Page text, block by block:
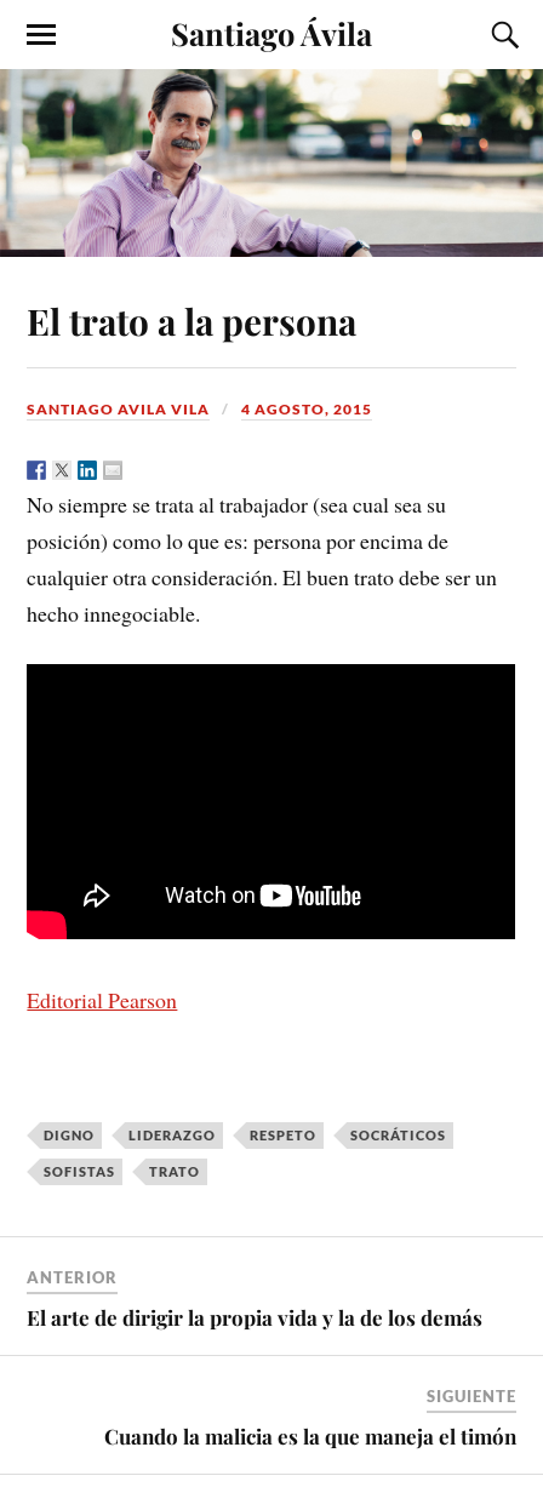
Santiago Ávila
El trato a la persona
SANTIAGO AVILA VILA 4 AGOSTO, 2015
No siempre se trata al trabajador (sea cual sea su
posición) como lo que es: persona por encima de
cualquier otra consideración. El buen trato debe ser un
hecho innegociable.
Editorial Pearson
DIGNO LIDERAZGO RESPETO SOCRÁTICOS
SOFISTAS TRATO
ANTERIOR
El arte de dirigir la propia vida y la de los demás
SIGUIENTE
Cuando la malicia es la que maneja el timón